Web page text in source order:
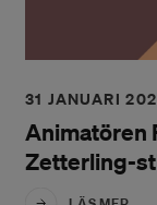
31 JANUARI
Animatören
Zetterling-